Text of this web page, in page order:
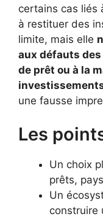
certains cas liés
à restituer des
limite, mais elle
aux défauts
de prêt ou à la
une fausse
Les
Un choix
prêts,
Un
construire